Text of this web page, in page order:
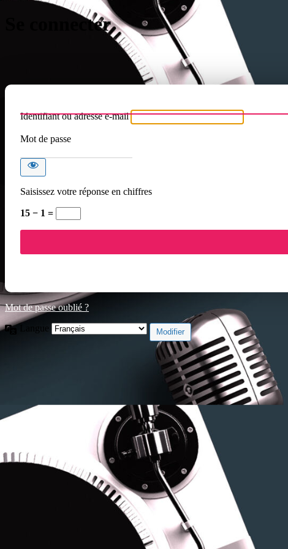
Se connecter
Identifiant ou adresse e-mail
Mot de passe
Saisissez votre réponse en chiffres
15 − 1 =
Mot de passe oublié ?
Langue